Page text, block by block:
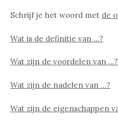
Schrijf je het woord met de
Wat is de definitie van …?
Wat zijn de voordelen van …?
Wat zijn de nadelen van …?
Wat zijn de eigenschappen